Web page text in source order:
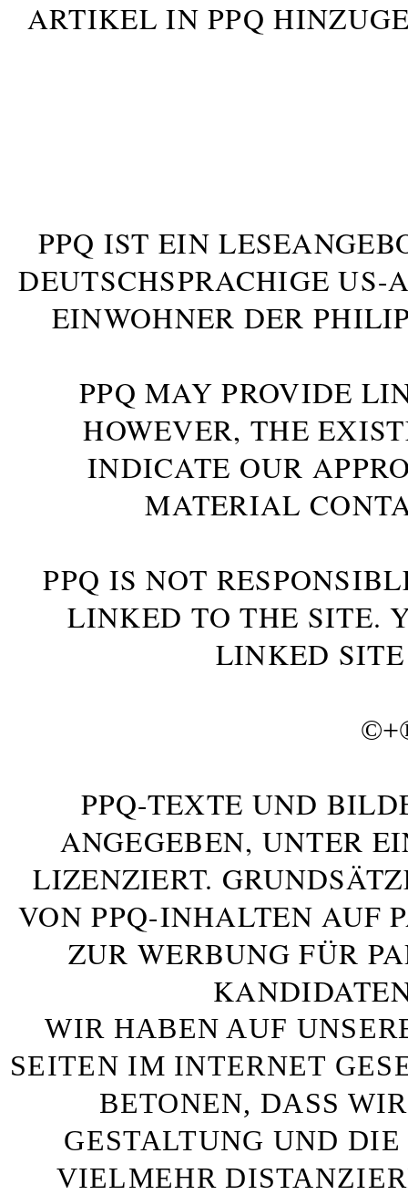
ARTIKEL IN PPQ
PPQ IST EIN
DEUTSCHSPRACHIGE US-
INWOHNER DER
PPQ MAY PROVIDE
HOWEVER, THE
INDICATE OUR
MATERIAL
PPQ IS NOT
LINKED TO THE SITE.
LINKED
©+
PPQ-TEXTE UND
ANGEGEBEN, UNTER
LIZENZIERT.
VON PPQ-INHALTEN AUF
ZUR WERBUNG FÜR
WIR HABEN AUF
SEITEN IM INTERNET
BETONEN, DASS
GESTALTUNG UND
VIELMEHR